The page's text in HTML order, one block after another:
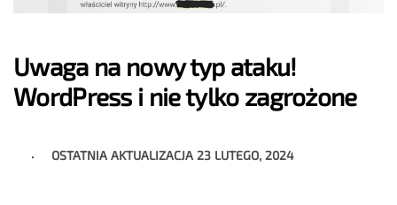
Uwaga na nowy typ ataku!
WordPress i nie tylko zagrożone
OSTATNIA AKTUALIZACJA 23 LUTEGO, 2024